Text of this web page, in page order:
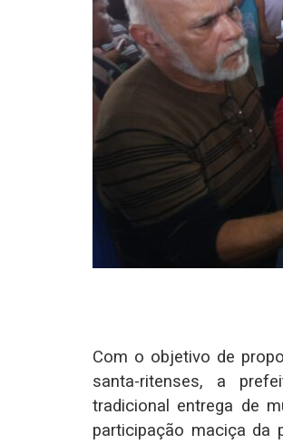
Com o objetivo de
santa-ritenses, a
tradicional entrega de
participação maciça da